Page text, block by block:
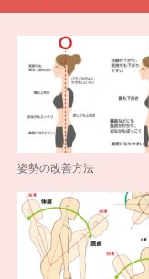
姿勢の改善方法